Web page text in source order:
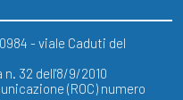
- viale Caduti del
32 dell'8/9/2010
(ROC) numero